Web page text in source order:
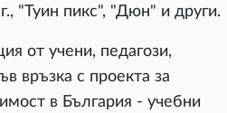
"Туин пикс", "Дюн" и други.
от учени, педагози,
връзка с проекта за
в България - учебни